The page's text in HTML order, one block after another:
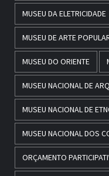
MUSEU DA ELETRICIDADE
MUSEU DE ARTE
MUSEU DO ORIENTE
MUSEU NACIONAL DE
MUSEU NACIONAL DE
MUSEU NACIONAL DOS
ORÇAMENTO